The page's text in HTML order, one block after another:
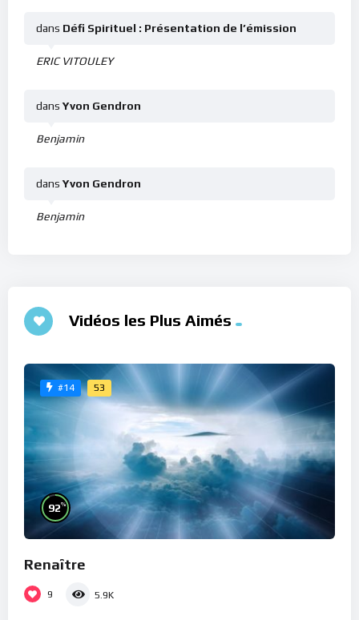
ERIC VITOULEY
dans Défi Spirituel : Présentation de l’émission
Benjamin
dans Yvon Gendron
Benjamin
dans Yvon Gendron
Vidéos les Plus Aimés
#14 53
92%
Renaître
9 5.9K